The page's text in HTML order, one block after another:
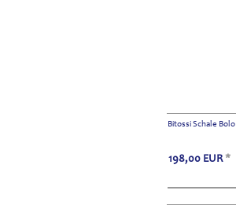
Bitossi Schale Bolo
198,00 EUR *